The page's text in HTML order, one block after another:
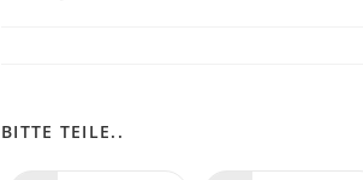
BITTE TEILE..